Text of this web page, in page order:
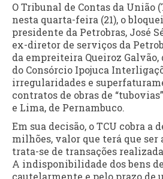
O Tribunal de Contas da União
nesta quarta-feira (21), o
presidente da Petrobras, José
ex-diretor de serviços da
da empreiteira Queiroz Galvão,
do Consórcio Ipojuca
irregularidades e
contratos de obras de
e Lima, de Pernambuco.
Em sua decisão, o TCU cobra a
milhões, valor que terá que ser
trata-se de transações
A indisponibilidade dos bens